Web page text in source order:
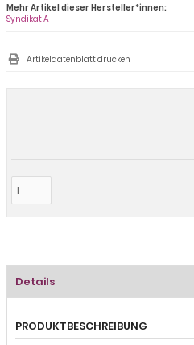
Mehr Artikel dieser Hersteller*innen:
Syndikat A
Artikeldatenblatt drucken
Details
PRODUKTBESCHREIBUNG